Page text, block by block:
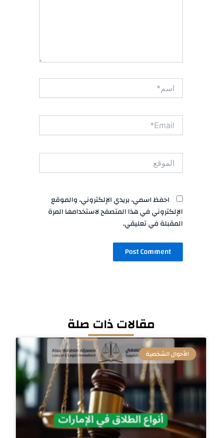
اسم*
Email*
الموقع
احفظ اسمي، بريدي الإلكتروني، والموقع
الإلكتروني في هذا المتصفح لاستخدامها المرة
المقبلة في تعليقي.
مقالات ذات صلة
الأحوال الشخصية